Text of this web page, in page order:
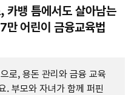
카뱅 틈에서도 살아남는
만 어린이 금융교육법
로, 용돈 관리와 금융 교육
. 부모와 자녀가 함께 퍼핀